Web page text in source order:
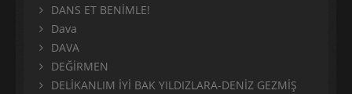
DANS ET BENİMLE!
Dava
DAVA
DEĞİRMEN
DELİKANLIM İYİ BAK YILDIZLARA-DENİZ GEZMİŞ